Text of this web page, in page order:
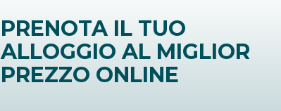
PRENOTA IL TUO
ALLOGGIO AL MIGLIOR
PREZZO ONLINE